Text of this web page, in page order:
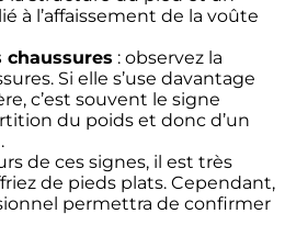
à l’affaissement de la voûte
chaussures : observez la
Si elle s’use davantage
c’est souvent le signe
du poids et donc d’un
de ces signes, il est très
de pieds plats. Cependant,
permettra de confirmer